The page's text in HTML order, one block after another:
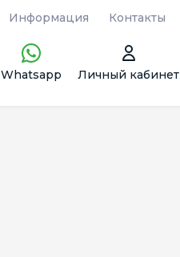
Информация Контакты
Whatsapp Личный кабинет